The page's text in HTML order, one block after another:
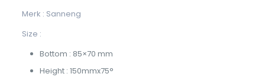
Merk : Sanneng
Size :
Bottom : 85×70 mm
Height : 150mmx75°